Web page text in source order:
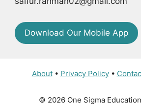
Download Our Mobile App
About• Privacy Policy•
© 2026 One Sigma Education